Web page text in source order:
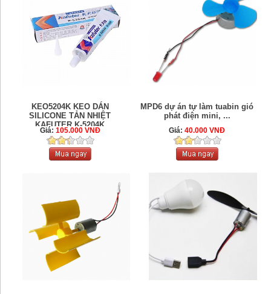
KEO5204K KEO DÁN
SILICONE TẢN NHIỆT
KAFUTER K-5204K
Giá: 105.000 VNĐ
MPD6 dự án tự làm tuabin gió
phát điện mini, ...
Giá:40.000 VNĐ